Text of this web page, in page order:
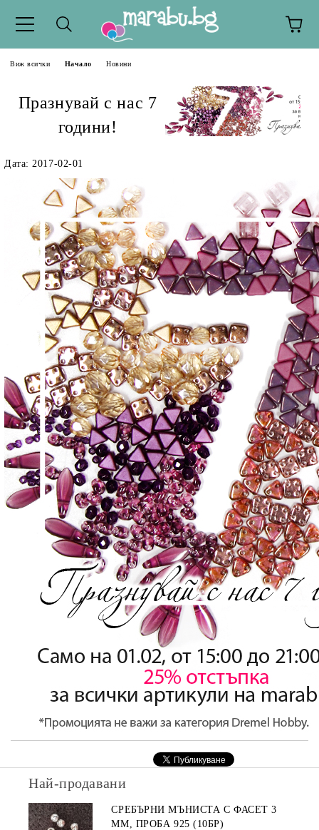
Виж всички Начало Новини
Празнувай с нас 7
години!
Дата: 2017-02-01
Най-продавани
СРЕБЪРНИ МЪНИСТА С ФАСЕТ 3
ММ, ПРОБА 925 (10БР)